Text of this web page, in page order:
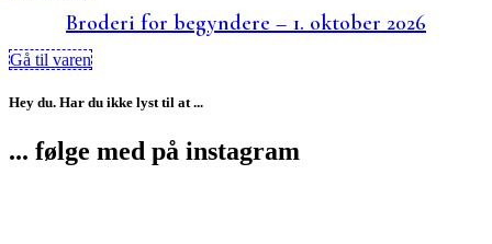
Broderi for begyndere – 1. oktober 2026
Gå til varen
Hey du. Har du ikke lyst til at ...
... følge med på instagram